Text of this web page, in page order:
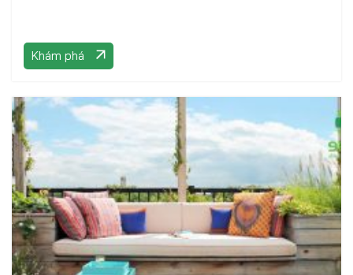
Khám phá